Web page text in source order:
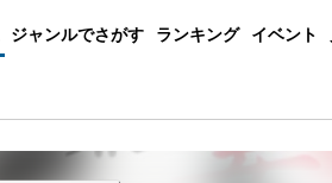
ジャンルでさがす ランキング イベント